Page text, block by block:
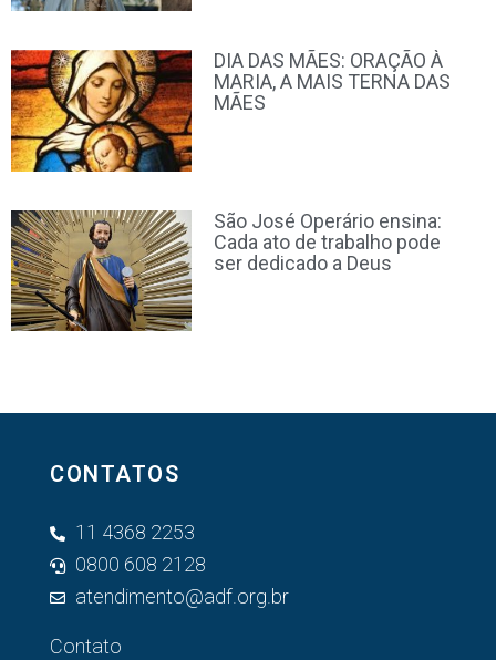
DIA DAS MÃES: ORAÇÃO À
MARIA, A MAIS TERNA DAS
MÃES
São José Operário ensina:
Cada ato de trabalho pode
ser dedicado a Deus
CONTATOS
11 4368 2253
0800 608 2128
atendimento@adf.org.br
Contato